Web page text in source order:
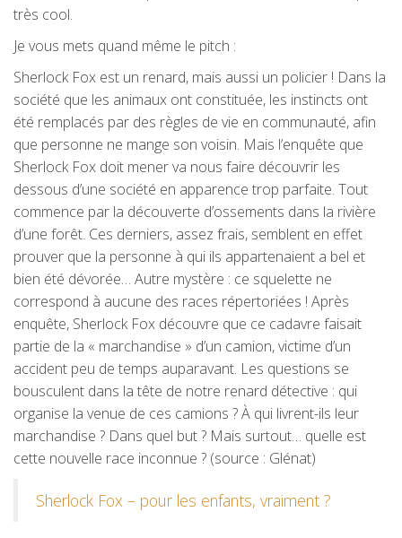
très cool.
Je vous mets quand même le pitch :
Sherlock Fox est un renard, mais aussi un policier ! Dans la
société que les animaux ont constituée, les instincts ont
été remplacés par des règles de vie en communauté, afin
que personne ne mange son voisin. Mais l’enquête que
Sherlock Fox doit mener va nous faire découvrir les
dessous d’une société en apparence trop parfaite. Tout
commence par la découverte d’ossements dans la rivière
d’une forêt. Ces derniers, assez frais, semblent en effet
prouver que la personne à qui ils appartenaient a bel et
bien été dévorée… Autre mystère : ce squelette ne
correspond à aucune des races répertoriées ! Après
enquête, Sherlock Fox découvre que ce cadavre faisait
partie de la « marchandise » d’un camion, victime d’un
accident peu de temps auparavant. Les questions se
bousculent dans la tête de notre renard détective : qui
organise la venue de ces camions ? À qui livrent-ils leur
marchandise ? Dans quel but ? Mais surtout… quelle est
cette nouvelle race inconnue ? (source : Glénat)
Sherlock Fox – pour les enfants, vraiment ?